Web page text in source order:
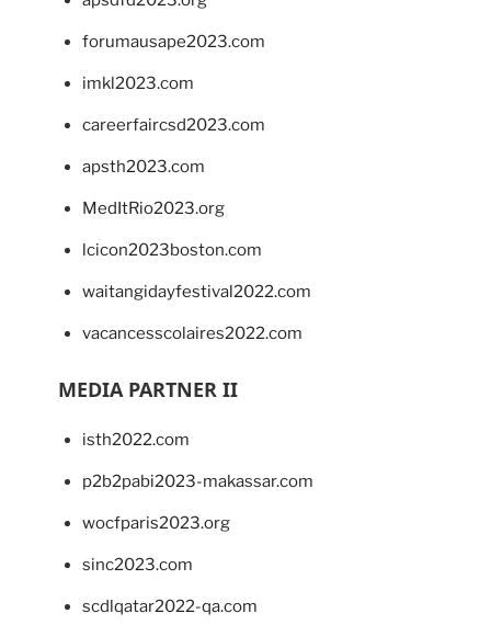
forumausape2023.com
imkl2023.com
careerfaircsd2023.com
apsth2023.com
MedItRio2023.org
lcicon2023boston.com
waitangidayfestival2022.com
vacancesscolaires2022.com
MEDIA PARTNER II
isth2022.com
p2b2pabi2023-makassar.com
wocfparis2023.org
sinc2023.com
scdlqatar2022-qa.com